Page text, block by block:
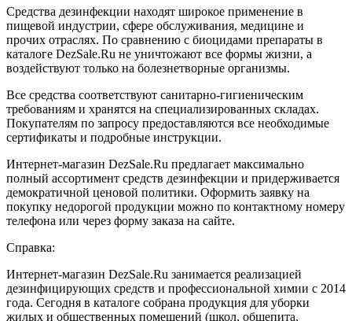
Средства дезинфекции находят широкое применение в
пищевой индустрии, сфере обслуживания, медицине и
прочих отраслях. По сравнению с биоцидами препараты в
каталоге DezSale.Ru не уничтожают все формы жизни, а
воздействуют только на болезнетворные организмы.
Все средства соответствуют санитарно-гигиеническим
требованиям и хранятся на специализированных складах.
Покупателям по запросу предоставляются все необходимые
сертификаты и подробные инструкции.
Интернет-магазин DezSale.Ru предлагает максимально
полный ассортимент средств дезинфекции и придерживается
демократичной ценовой политики. Оформить заявку на
покупку недорогой продукции можно по контактному номеру
телефона или через форму заказа на сайте.
Справка:
Интернет-магазин DezSale.Ru занимается реализацией
дезинфицирующих средств и профессиональной химии с 2014
года. Сегодня в каталоге собрана продукция для уборки
жилых и общественных помещений (школ, общепита,